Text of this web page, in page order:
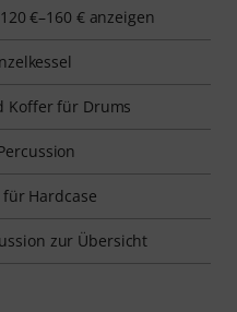
€–160 € anzeigen
Koffer für Drums
Hardcase
zur Übersicht